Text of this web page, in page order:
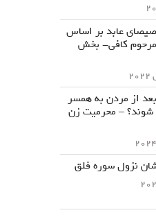
عابد بر اساس
مرحوم کافی- بخش
از مردن به همسر
شوند؟ – محرمیت زن
نزول سوره فلق